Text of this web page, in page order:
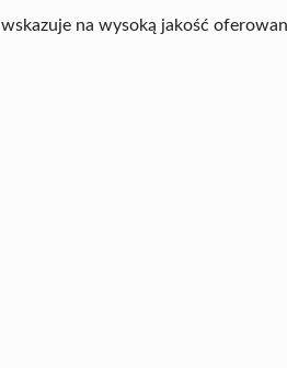
wskazuje na wysoką jakość